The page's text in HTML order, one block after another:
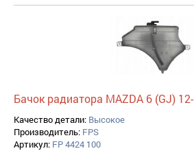
Бачок радиатора MAZDA 6 (GJ) 12-
Качество детали: Высокое
Производитель: FPS
Артикул: FP 4424 100